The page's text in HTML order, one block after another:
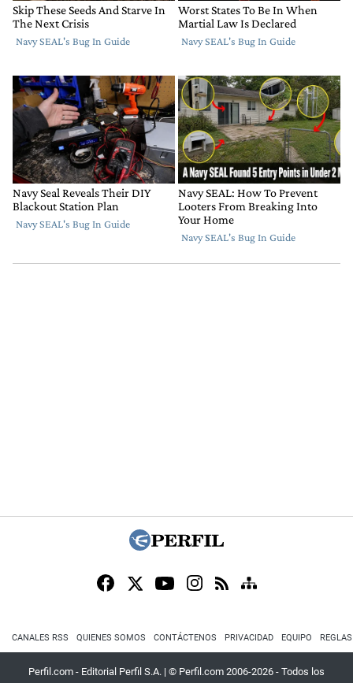
CANALES RSS QUIENES SOMOS CONTÁCTENOS PRIVACIDAD EQUIPO
Perfil.com - Editorial Perfil S.A. | © Perfil.com 2006-2026 - Todos los